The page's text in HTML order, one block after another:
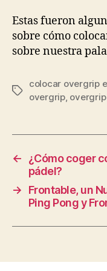
Estas fueron
sobre cómo
sobre nuestra
Etiquetas
colocar overgrip
overgrip,
←
¿Cómo coger
pádel?
→
Frontable, un
Ping Pong y